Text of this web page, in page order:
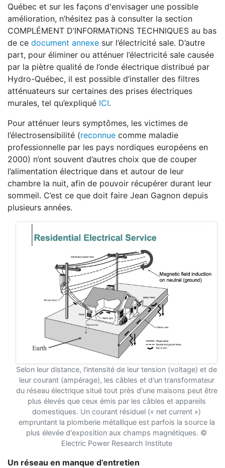
Québec et sur les façons d'envisager une possible
amélioration, n’hésitez pas à consulter la section
COMPLÉMENT D’INFORMATIONS TECHNIQUES au bas
de ce document annexe sur l’électricité sale. D’autre
part, pour éliminer ou atténuer l’électricité sale causée
par la piètre qualité de l’onde électrique distribué par
Hydro-Québec, il est possible d’installer des filtres
atténuateurs sur certaines des prises électriques
murales, tel qu’expliqué ICI.
Pour atténuer leurs symptômes, les victimes de
l’électrosensibilité (reconnue comme maladie
professionnelle par les pays nordiques européens en
2000) n’ont souvent d’autres choix que de couper
l’alimentation électrique dans et autour de leur
chambre la nuit, afin de pouvoir récupérer durant leur
sommeil. C’est ce que doit faire Jean Gagnon depuis
plusieurs années.
Selon leur distance, l'intensité de leur tension (voltage) et de
leur courant (ampérage), les câbles et d'un transformateur
du réseau électrique situé tout près d'une maisons peut être
plus élevés que ceux émis par les câbles et appareils
domestiques. Un courant résiduel (« net current »)
empruntant la plomberie métallique est parfois la source la
plus élevée d'exposition aux champs magnétiques. ©
Electric Power Research Institute
Un réseau en manque d’entretien